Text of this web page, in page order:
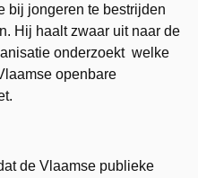
bij jongeren te bestrijden
Hij haalt zwaar uit naar de
onderzoekt welke
openbare
de Vlaamse publieke